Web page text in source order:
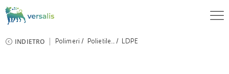
INDIETRO Polimeri Polietile... LDPE